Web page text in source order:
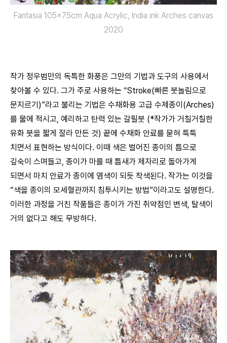
Fantasia 105x75cm Aqua Acrylic, India ink Arches canvas
2020
작가 정우범만의 독특한 화풍은 그만의 기법과 도구의 사용에서
찾아볼 수 있다. 그가 주로 사용하는 “Stroke(빠른 붓놀림으로
문지르기)”라고 불리는 기법은 수채화용 고급 수제종이(Arches)
를 물에 적시고, 예리하고 탄력 있는 갈필붓 (*작가가 거칠거칠한
유화 붓을 짧게 잘라 만든 것) 끝에 수채화 안료를 묻혀 툭툭
치면서 표현하는 방식이다. 이때 색은 벌어진 종이의 틈으로
깊숙이 스며들고, 종이가 마를 때 틈새가 제자리로 돌아가게
되면서 마치 안료가 종이에 염색이 되듯 착색된다. 작가는 이것을
“색을 종이의 모세혈관까지 침투시키는 방법”이라고도 설명한다.
이러한 과정을 거친 작품들은 종이가 가진 취약점인 변색, 탈색이
거의 없다고 해도 무방하다.